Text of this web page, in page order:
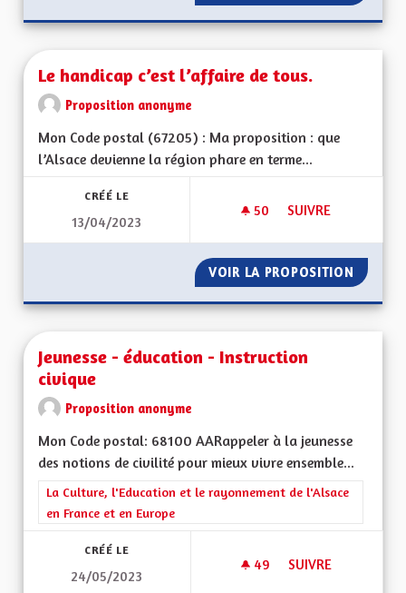
Le handicap c’est l’affaire de tous.
Proposition anonyme
Mon Code postal (67205) : Ma proposition : que
l’Alsace devienne la région phare en terme...
CRÉÉ LE
13/04/2023
50 50 ABONNÉS
SUIVRE
VOIR LA PROPOSITION LE
Jeunesse - éducation - Instruction
civique
Proposition anonyme
Mon Code postal: 68100 AARappeler à la jeunesse
des notions de civilité pour mieux vivre ensemble...
Filtrer les résultats de la catégorie : La Culture, l'Education et
La Culture, l'Education et le rayonnement de l'Alsace
en France et en Europe
CRÉÉ LE
24/05/2023
49 49 ABONNÉS
SUIVRE